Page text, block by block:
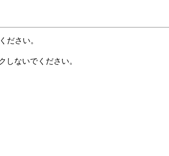
ださい。
しないでください。